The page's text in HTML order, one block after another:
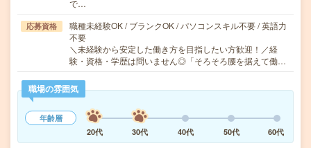
で…
応募資格
職種未経験OK / ブランクOK / パソコンスキル不要 / 英語力
不要
＼未経験から安定した働き方を目指したい方歓迎！／経
験・資格・学歴は問いません◎「そろそろ腰を据えて働…
職場の雰囲気
年齢層
20代
30代 40代 50代 60代